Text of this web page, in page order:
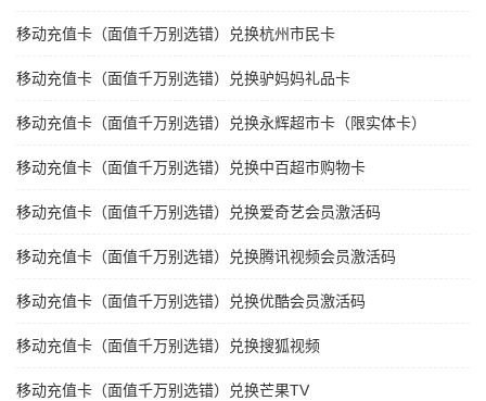
移动充值卡（面值千万别选错）兑换杭州市民卡
移动充值卡（面值千万别选错）兑换驴妈妈礼品卡
移动充值卡（面值千万别选错）兑换永辉超市卡（限实体卡）
移动充值卡（面值千万别选错）兑换中百超市购物卡
移动充值卡（面值千万别选错）兑换爱奇艺会员激活码
移动充值卡（面值千万别选错）兑换腾讯视频会员激活码
移动充值卡（面值千万别选错）兑换优酷会员激活码
移动充值卡（面值千万别选错）兑换搜狐视频
移动充值卡（面值千万别选错）兑换芒果TV